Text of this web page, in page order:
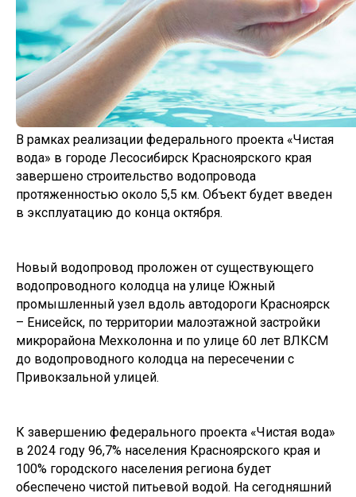
В рамках реализации федерального проекта «Чистая
вода» в городе Лесосибирск Красноярского края
завершено строительство водопровода
протяженностью около 5,5 км. Объект будет введен
в эксплуатацию до конца октября.
Новый водопровод проложен от существующего
водопроводного колодца на улице Южный
промышленный узел вдоль автодороги Красноярск
– Енисейск, по территории малоэтажной застройки
микрорайона Мехколонна и по улице 60 лет ВЛКСМ
до водопроводного колодца на пересечении с
Привокзальной улицей.
К завершению федерального проекта «Чистая вода»
в 2024 году 96,7% населения Красноярского края и
100% городского населения региона будет
обеспечено чистой питьевой водой. На сегодняшний